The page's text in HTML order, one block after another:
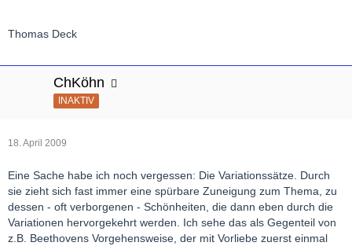
Thomas Deck
ChKöhn
INAKTIV
18. April 2009
Eine Sache habe ich noch vergessen: Die Variationssätze. Durch
sie zieht sich fast immer eine spürbare Zuneigung zum Thema, zu
dessen - oft verborgenen - Schönheiten, die dann eben durch die
Variationen hervorgekehrt werden. Ich sehe das als Gegenteil von
z.B. Beethovens Vorgehensweise, der mit Vorliebe zuerst einmal